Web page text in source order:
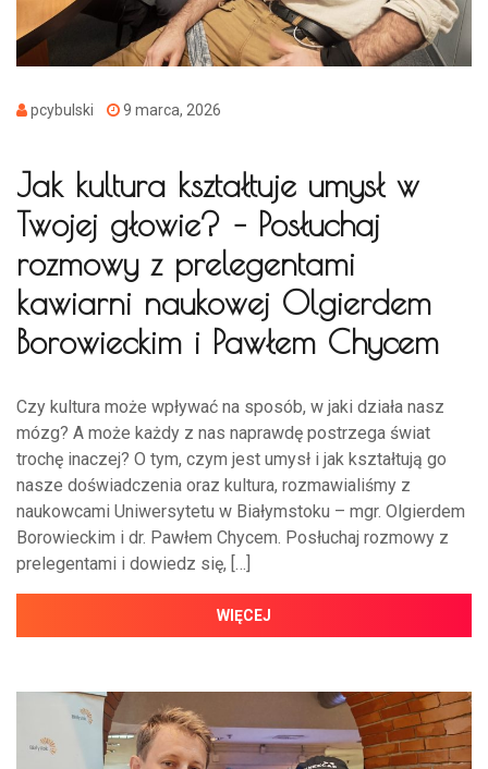
pcybulski 9 marca, 2026
Jak kultura kształtuje umysł w
Twojej głowie? – Posłuchaj
rozmowy z prelegentami
kawiarni naukowej Olgierdem
Borowieckim i Pawłem Chycem
Czy kultura może wpływać na sposób, w jaki działa nasz
mózg? A może każdy z nas naprawdę postrzega świat
trochę inaczej? O tym, czym jest umysł i jak kształtują go
nasze doświadczenia oraz kultura, rozmawialiśmy z
naukowcami Uniwersytetu w Białymstoku – mgr. Olgierdem
Borowieckim i dr. Pawłem Chycem. Posłuchaj rozmowy z
prelegentami i dowiedz się, […]
WIĘCEJ